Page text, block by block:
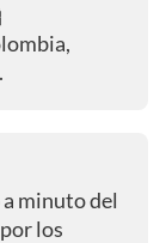
minuto del
los